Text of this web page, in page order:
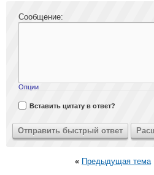
Сообщение:
Опции
Вставить цитату в ответ?
« Предыдущая тема|